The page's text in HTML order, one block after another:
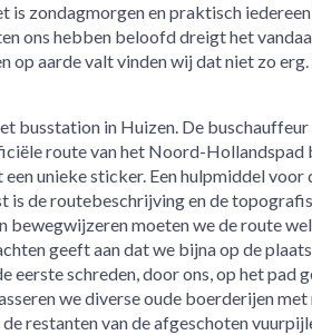
is zondagmorgen en praktisch
ons hebben beloofd dreigt het
op aarde valt vinden wij dat niet zo erg.
busstation in Huizen. De
route van het Noord-
unieke sticker. Een hulpmiddel voor
is de routebeschrijving en de
bewegwijzeren moeten we de route
geeft aan dat we bijna op de
eerste schreden, door ons, op het pad
we diverse oude boerderijen
restanten van de afgeschoten